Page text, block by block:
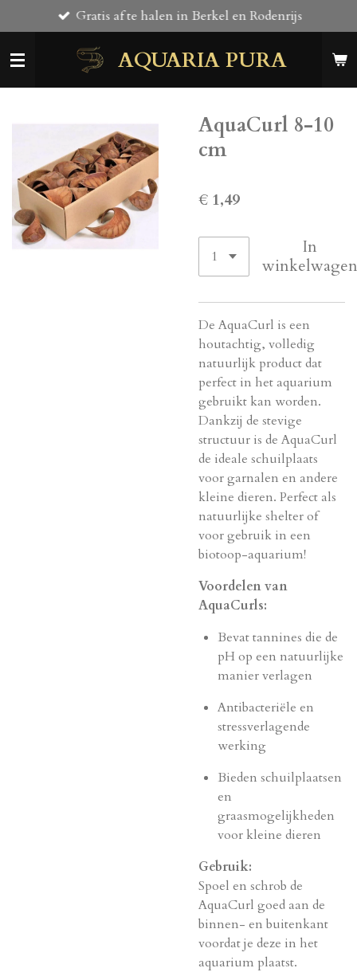
direct
naar
AQUARIA PURA
Gratis af te halen in Berkel en Rodenrijs
AquaCurl 8-10
cm
€ 1,49
In
winkelwagen
De AquaCurl is een
houtachtig, volledig
natuurlijk product dat
perfect in het aquarium
gebruikt kan worden.
Dankzij de stevige
structuur is de AquaCurl
de ideale schuilplaats
voor garnalen en andere
kleine dieren. Perfect als
natuurlijke shelter of
voor gebruik in een
biotoop-aquarium!
Voordelen van
AquaCurls:
Bevat tannines die de
pH op een natuurlijke
manier verlagen
Antibacteriële en
stressverlagende
werking
Bieden schuilplaatsen
en
graasmogelijkheden
voor kleine dieren
Gebruik:
Spoel en schrob de
AquaCurl goed aan de
binnen- en buitenkant
voordat je deze in het
aquarium plaatst.